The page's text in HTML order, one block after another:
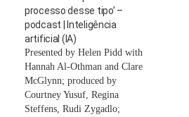
processo desse tipo’ –
podcast | Inteligência
artificial (IA)
Presented by Helen Pidd with
Hannah Al-Othman and Clare
McGlynn; produced by
Courtney Yusuf, Regina
Steffens, Rudi Zygadlo;